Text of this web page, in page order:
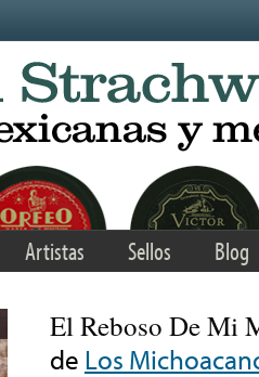
Artistas Sellos Blog
El Reboso De Mi
de Los